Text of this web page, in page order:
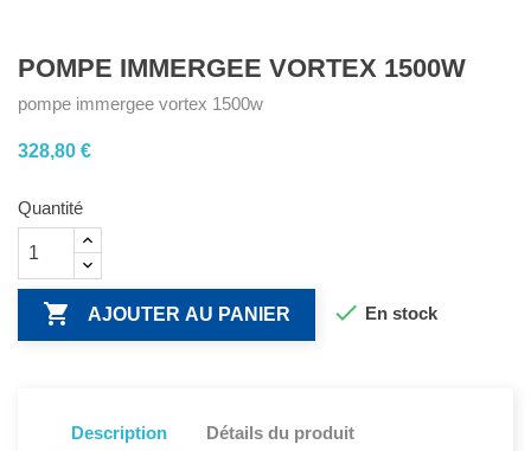
POMPE IMMERGEE VORTEX 1500W
pompe immergee vortex 1500w
328,80 €
Quantité
 AJOUTER AU PANIER  En stock
Description Détails du produit